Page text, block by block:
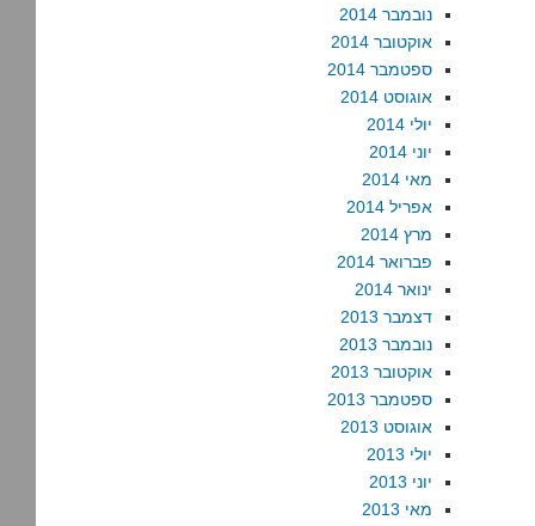
נובמבר 2014
אוקטובר 2014
ספטמבר 2014
אוגוסט 2014
יולי 2014
יוני 2014
מאי 2014
אפריל 2014
מרץ 2014
פברואר 2014
ינואר 2014
דצמבר 2013
נובמבר 2013
אוקטובר 2013
ספטמבר 2013
אוגוסט 2013
יולי 2013
יוני 2013
מאי 2013